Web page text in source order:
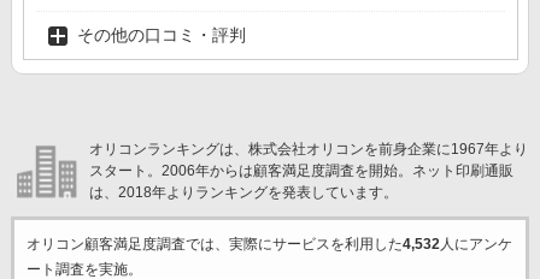
その他の口コミ・評判
オリコンランキングは、株式会社オリコンを前身企業に1967年より
スタート。2006年からは顧客満足度調査を開始。ネット印刷通販
は、2018年よりランキングを発表しています。
オリコン顧客満足度調査では、実際にサービスを利用した4,532人にアンケ
ート調査を実施。